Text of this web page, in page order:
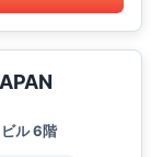
ル 6階